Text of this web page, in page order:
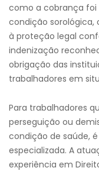
como a cobrança foi
condição sorológica,
à proteção legal
indenização
obrigação das
trabalhadores em
Para trabalhadores
perseguição ou
condição de saúde,
especializada. A
experiência em